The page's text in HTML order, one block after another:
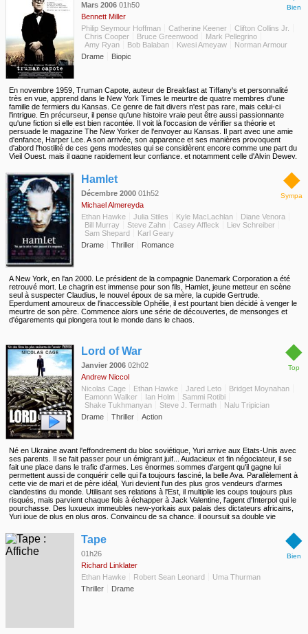
Bien
Mars 2006 01h50
Bennett Miller
Philip Seymour Hoffman
Catherine Keener
Clifton Collins Jr.
Chris Cooper
Bruce Greenwood
Mark Pellegrino
Amy Ryan
Bob Balaban Kwesi Ameyaw
Norman Armour
Drame
Biopic
En novembre 1959, Truman Capote, auteur de Breakfast at Tiffany's et personnalité
très en vue, apprend dans le New York Times le meurtre de quatre membres d'une
famille de fermiers du Kansas. Ce genre de fait divers n'est pas rare, mais celui-ci
l'intrigue. En précurseur, il pense qu'une histoire vraie peut être aussi passionnante
qu'une fiction si elle est bien racontée. Il voit là l'occasion de vérifier sa théorie et
persuade le magazine The New Yorker de l'envoyer au Kansas. Il part avec une amie
d'enfance, Harper Lee. A son arrivée, son apparence et ses manières provoquent
d'abord l'hostilité de ces gens modestes qui se considèrent encore comme une part du
Vieil Ouest, mais il gagne rapidement leur confiance, et notamment celle d'Alvin Dewey,
◆
Sympa
Hamlet
Décembre 2000 01h52
Michael Almereyda
Ethan Hawke
Julia Stiles Kyle MacLachlan
Diane Venora
Bill Murray
Steve Zahn Casey Affleck
Liev Schreiber
Sam Shepard
Karl Geary
Drame
Thriller Romance
A New York, en l'an 2000. Le président de la compagnie Danemark Corporation a été
retrouvé mort. Le chagrin est immense pour son fils, Hamlet, jeune metteur en scène
seul à suspecter Claudius, le nouvel époux de sa mère, la cupide Gertrude.
Eperdument amoureux de l'inaccessible Ophélie, il est pourtant bien décidé à venger le
meurtre de son père. Commence alors une série de découvertes, de mensonges et
d'égarements qui plongera tout le monde dans le chaos.
◆
Top
Lord of War
Janvier 2006 02h02
Andrew Niccol
Nicolas Cage
Ethan Hawke Jared Leto
Bridget Moynahan
Eamonn Walker
Ian Holm
Sammi Rotibi
Shake Tukhmanyan
Steve J. Termath
Nalu Tripician
Drame
Thriller Action
Né en Ukraine avant l'effondrement du bloc soviétique, Yuri arrive aux Etats-Unis avec
ses parents. Il se fait passer pour un émigrant juif... Audacieux et fin négociateur, il se
fait une place dans le trafic d'armes. Les énormes sommes d'argent qu'il gagne lui
permettent aussi de conquérir celle qui l'a toujours fasciné, la belle Ava. Parallèlement à
cette vie de mari et de père idéal, Yuri devient l'un des plus gros vendeurs d'armes
clandestins du monde. Utilisant ses relations à l'Est, il multiplie les coups toujours plus
risqués, mais parvient chaque fois à échapper à Jack Valentine, l'agent d'Interpol qui le
pourchasse. Des luxueux immeubles new-yorkais aux palais des dictateurs africains,
Yuri joue de plus en plus gros. Convaincu de sa chance, il poursuit sa double vie
◆
Bien
Tape
01h26
Richard Linklater
Ethan Hawke
Robert Sean Leonard
Uma Thurman
Thriller
Drame